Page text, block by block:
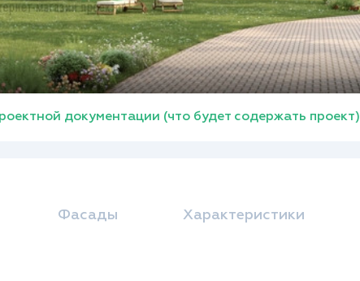
документации (что будет содержать проект)
Фасады Характеристики